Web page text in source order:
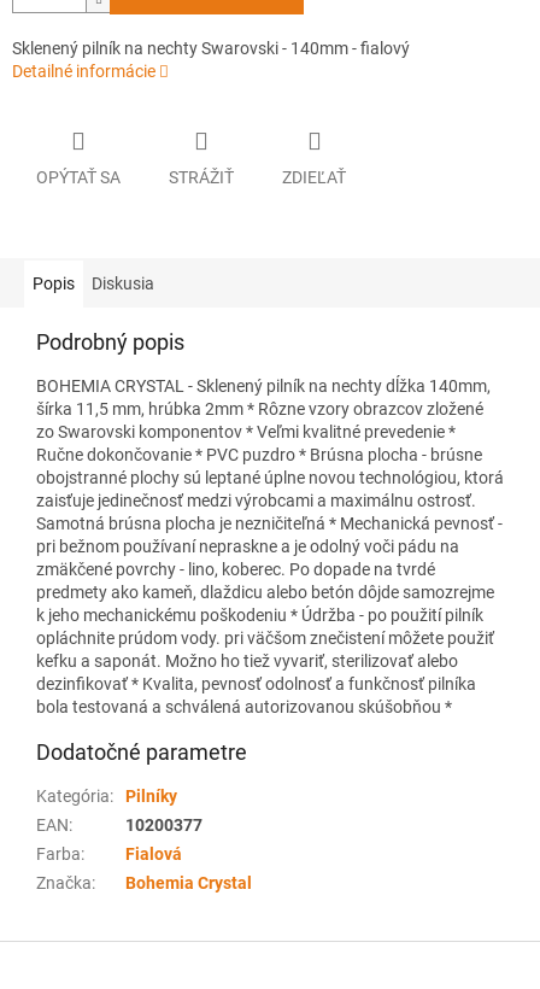
Sklenený pilník na nechty Swarovski - 140mm - fialový
Detailné informácie
OPÝTAŤ SA STRÁŽIŤ ZDIEĽAŤ
Popis Diskusia
Podrobný popis
BOHEMIA CRYSTAL - Sklenený pilník na nechty dĺžka 140mm,
šírka 11,5 mm, hrúbka 2mm * Rôzne vzory obrazcov zložené
zo Swarovski komponentov * Veľmi kvalitné prevedenie *
Ručne dokončovanie * PVC puzdro * Brúsna plocha - brúsne
obojstranné plochy sú leptané úplne novou technológiou, ktorá
zaisťuje jedinečnosť medzi výrobcami a maximálnu ostrosť.
Samotná brúsna plocha je nezničiteľná * Mechanická pevnosť -
pri bežnom používaní nepraskne a je odolný voči pádu na
zmäkčené povrchy - lino, koberec. Po dopade na tvrdé
predmety ako kameň, dlaždicu alebo betón dôjde samozrejme
k jeho mechanickému poškodeniu * Údržba - po použití pilník
opláchnite prúdom vody. pri väčšom znečistení môžete použiť
kefku a saponát. Možno ho tiež vyvariť, sterilizovať alebo
dezinfikovať * Kvalita, pevnosť odolnosť a funkčnosť pilníka
bola testovaná a schválená autorizovanou skúšobňou *
Dodatočné parametre
Kategória:
Pilníky
EAN:
10200377
Farba:
Fialová
Značka: Bohemia Crystal